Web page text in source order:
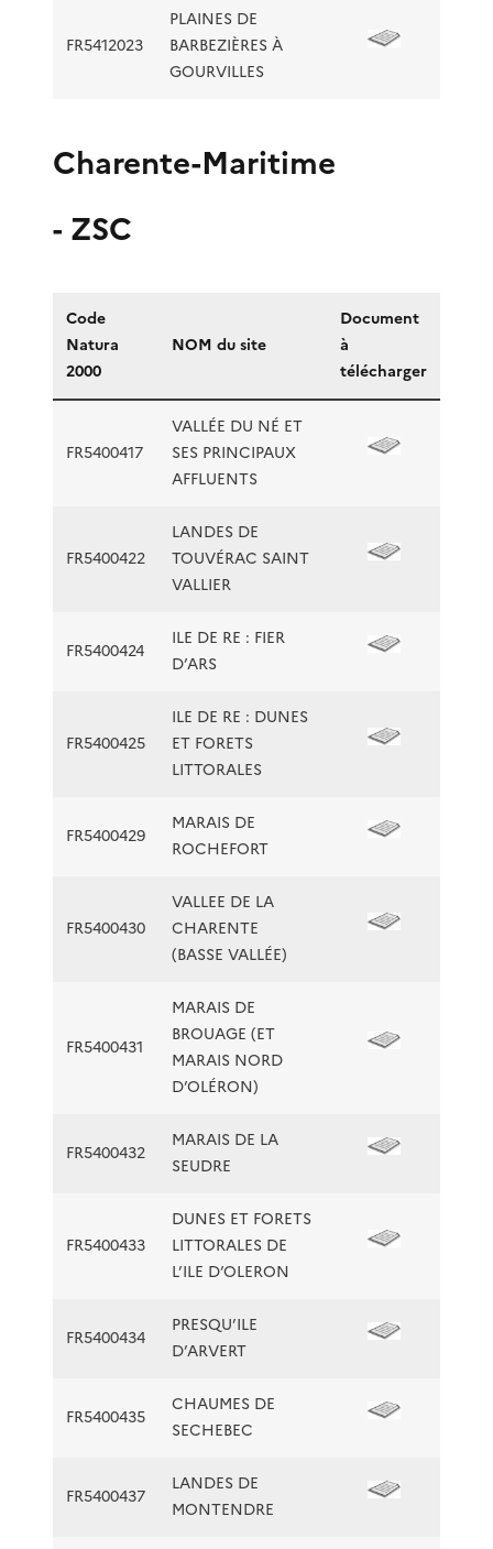
FR5412023
PLAINES DE
BARBEZIÈRES À
GOURVILLES
Charente-Maritime
- ZSC
Code
Natura
2000
NOM du site
Document
à
télécharger
FR5400417
VALLÉE DU NÉ ET
SES PRINCIPAUX
AFFLUENTS
FR5400422
LANDES DE
TOUVÉRAC SAINT
VALLIER
FR5400424
ILE DE RE : FIER
D’ARS
FR5400425
ILE DE RE : DUNES
ET FORETS
LITTORALES
FR5400429
MARAIS DE
ROCHEFORT
FR5400430
VALLEE DE LA
CHARENTE
(BASSE VALLÉE)
FR5400431
MARAIS DE
BROUAGE (ET
MARAIS NORD
D’OLÉRON)
FR5400432
MARAIS DE LA
SEUDRE
FR5400433
DUNES ET FORETS
LITTORALES DE
L’ILE D’OLERON
FR5400434
PRESQU’ILE
D’ARVERT
FR5400435
CHAUMES DE
SECHEBEC
FR5400437
LANDES DE
MONTENDRE